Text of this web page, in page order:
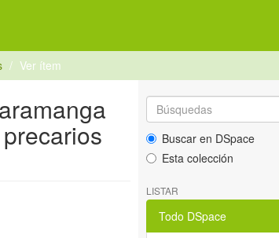
Ver ítem
Buscar en DSpace
Esta colección
LISTAR
Todo DSpace